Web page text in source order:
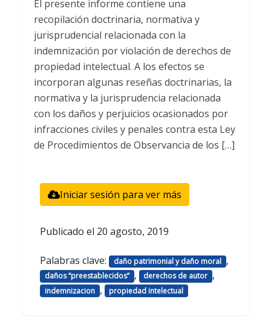
El presente informe contiene una
recopilación doctrinaria, normativa y
jurisprudencial relacionada con la
indemnización por violación de derechos de
propiedad intelectual. A los efectos se
incorporan algunas reseñas doctrinarias, la
normativa y la jurisprudencia relacionada
con los daños y perjuicios ocasionados por
infracciones civiles y penales contra esta Ley
de Procedimientos de Observancia de los […]
Iniciar sesión para ver más
Publicado el 20 agosto, 2019
Palabras clave: daño patrimonial y daño moral ,
daños “preestablecidos” , derechos de autor ,
indemnizacion , propiedad intelectual